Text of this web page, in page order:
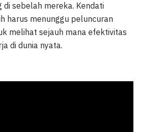
di sebelah mereka. Kendati
harus menunggu peluncuran
melihat sejauh mana efektivitas
di dunia nyata.